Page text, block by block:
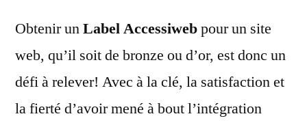
Obtenir unLabel Accessiwebpour un site
web, qu’il soit de bronze ou d’or, est donc un
défi à relever! Avec à la clé, la satisfaction et
la fierté d’avoir mené à bout l’intégration